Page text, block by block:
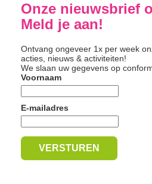
Onze nieuwsbrief
Meld je aan!
Ontvang ongeveer 1x per week
acties, nieuws & activiteiten!
We slaan uw gegevens op
Voornaam
E-mailadres